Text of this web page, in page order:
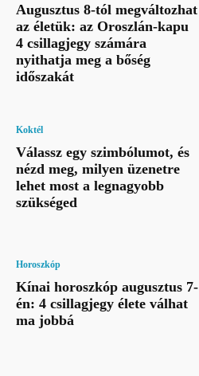
Augusztus 8-tól megváltozhat
az életük: az Oroszlán-kapu
4 csillagjegy számára
nyithatja meg a bőség
időszakát
Koktél
Válassz egy szimbólumot, és
nézd meg, milyen üzenetre
lehet most a legnagyobb
szükséged
Horoszkóp
Kínai horoszkóp augusztus 7-
én: 4 csillagjegy élete válhat
ma jobbá